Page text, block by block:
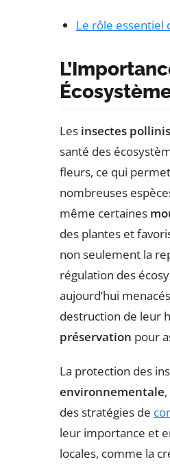
Le rôle essentiel
Les insectes
santé des
fleurs, ce qui
nombreuses
même certaines
des plantes et
non seulement la
régulation des
aujourd’hui
destruction de leur
préservation pour
La protection des
environnementale
des stratégies de
leur importance et
locales, comme la